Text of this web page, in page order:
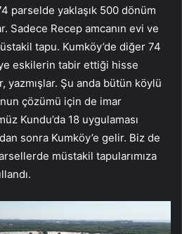
parselde yaklaşık 500 dönüm
Sadece Recep amcanın evi ve
tapu. Kumköy’de diğer 74
eskilerin tabir ettiği hisse
yazmışlar. Şu anda bütün köylü
çözümü için de imar
Kundu’da 18 uygulaması
sonra Kumköy’e gelir. Biz de
müstakil tapularımıza